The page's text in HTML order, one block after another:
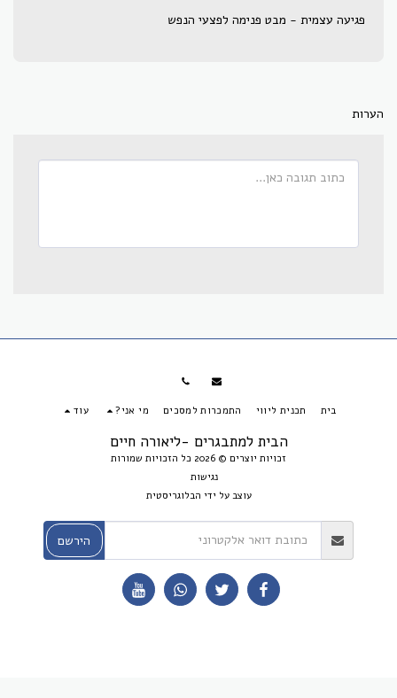
פגיעה עצמית - מבט פנימה לפצעי הנפש
הערות
הבית למתבגרים -ליאורה חיים
זכויות יוצרים © 2026 כל הזכויות שמורות
נגישות
עוצב על ידי הבלוגריסטית
בית תכנית ליווי התמכרות למסכים מי אני? עוד
הירשם